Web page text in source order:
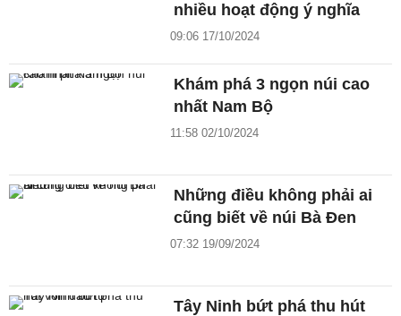
nhiều hoạt động ý nghĩa
09:06 17/10/2024
Khám phá 3 ngọn núi cao
nhất Nam Bộ
11:58 02/10/2024
Những điều không phải ai
cũng biết về núi Bà Đen
07:32 19/09/2024
Tây Ninh bứt phá thu hút